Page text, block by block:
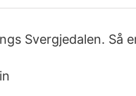
Svergjedalen.